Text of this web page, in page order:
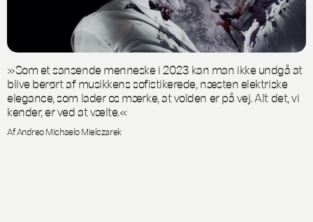
»Som et sansende menneske i 2023 kan man ikke undgå at
blive berørt af musikkens sofistikerede, næsten elektriske
elegance, som lader os mærke, at volden er på vej. Alt det, vi
kender, er ved at vælte.«
Af Andreo Michaelo Mielczarek